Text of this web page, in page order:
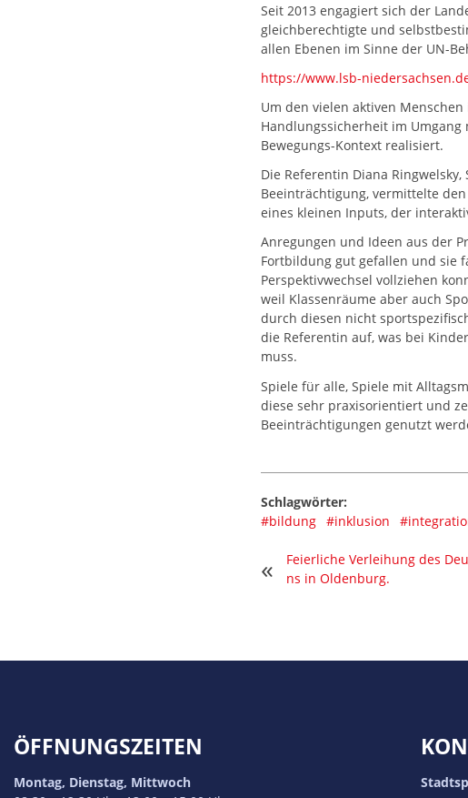
Seit 2013 engagiert sich der
gleichberechtigte und
allen Ebenen im Sinne der UN-
https://www.lsb-
Um den vielen aktiven
Handlungssicherheit im
Bewegungs-Kontext realisiert.
Die Referentin Diana
Beeinträchtigung, vermittelte
eines kleinen Inputs, der
Anregungen und Ideen aus der
Fortbildung gut gefallen und sie
Perspektivwechsel vollziehen
weil Klassenräume aber auch
durch diesen nicht
die Referentin auf, was bei
muss.
Spiele für alle, Spiele mit
diese sehr praxisorientiert und
Beeinträchtigungen genutzt
Schlagwörter:
#bildung #inklusion
«
Feierliche Verleihung des
ns in Oldenburg.
ÖFFNUNGSZEITEN
Montag, Dienstag, Mittwoch